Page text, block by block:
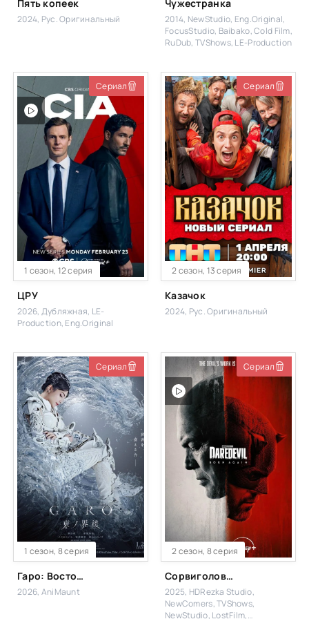
Пять копеек
2024, Рус. Оригинальный
Чужестранка
2014, NewStudio, Eng.Original,
FocusStudio, Baibako, Cold Film,
RuDub, TVShows, LE-Production
Сериал
1 сезон, 12 серия
ЦРУ
2026, Дубляжная, LE-
Production, Eng.Original
Сериал
2 сезон, 13 серия
Казачок
2024, Рус. Оригинальный
Сериал
1 сезон, 8 серия
Гаро: Восточная башня мира
2026, AniMaunt
Сериал
2 сезон, 8 серия
Сорвиголова: Рожденный заново
2025, HDRezka Studio,
NewComers, TVShows,
NewStudio, LostFilm,